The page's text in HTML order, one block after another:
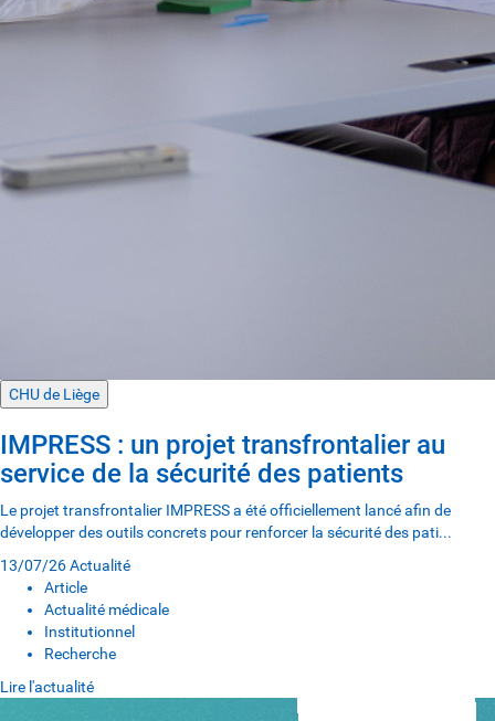
CHU de Liège
IMPRESS : un projet transfrontalier au
service de la sécurité des patients
Le projet transfrontalier IMPRESS a été officiellement lancé afin de
développer des outils concrets pour renforcer la sécurité des pati...
13/07/26Actualité
Article
Actualité médicale
Institutionnel
Recherche
Lire l'actualité